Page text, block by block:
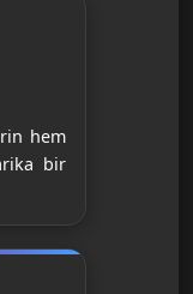
hem
bir